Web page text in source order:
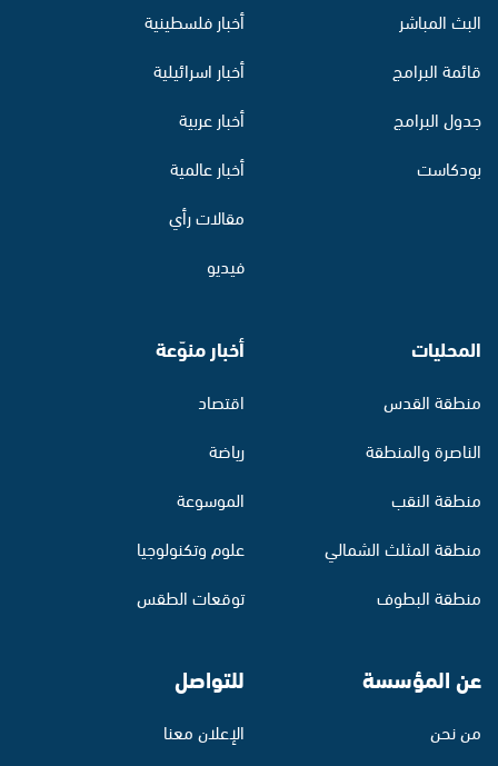
البث المباشر
قائمة البرامج
جدول البرامج
بودكاست
أخبار فلسطينية
أخبار اسرائيلية
أخبار عربية
أخبار عالمية
مقالات رأي
فيديو
المحليات
منطقة القدس
الناصرة والمنطقة
منطقة النقب
منطقة المثلث الشمالي
منطقة البطوف
أخبار منوّعة
اقتصاد
رياضة
الموسوعة
علوم وتكنولوجيا
توقعات الطقس
عن المؤسسة
من نحن
للتواصل
الإعلان معنا